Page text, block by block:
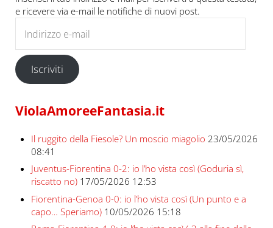
e ricevere via e-mail le notifiche di nuovi post.
Iscriviti
ViolaAmoreeFantasia.it
Il ruggito della Fiesole? Un moscio miagolio 23/05/2026
08:41
Juventus-Fiorentina 0-2: io l’ho vista così (Goduria sì,
riscatto no) 17/05/2026 12:53
Fiorentina-Genoa 0-0: io l’ho vista così (Un punto e a
capo… Speriamo) 10/05/2026 15:18